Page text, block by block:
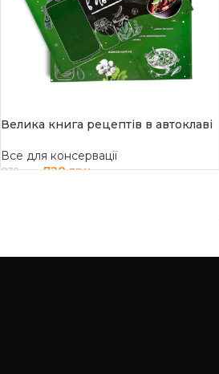
Велика книга рецептів в автоклаві
Все для консервації
832грн 728грн